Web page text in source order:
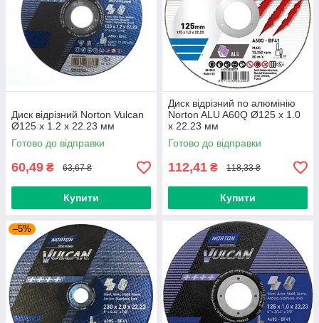
Диск відрізний Norton Vulcan
Ø125 х 1.2 х 22.23 мм
Готово до відправки
60,49 ₴ 63,67 ₴
Купити
Диск відрізний по алюмінію
Norton ALU A60Q Ø125 х 1.0
х 22.23 мм
Готово до відправки
112,41 ₴ 118,33 ₴
Купити
–5%